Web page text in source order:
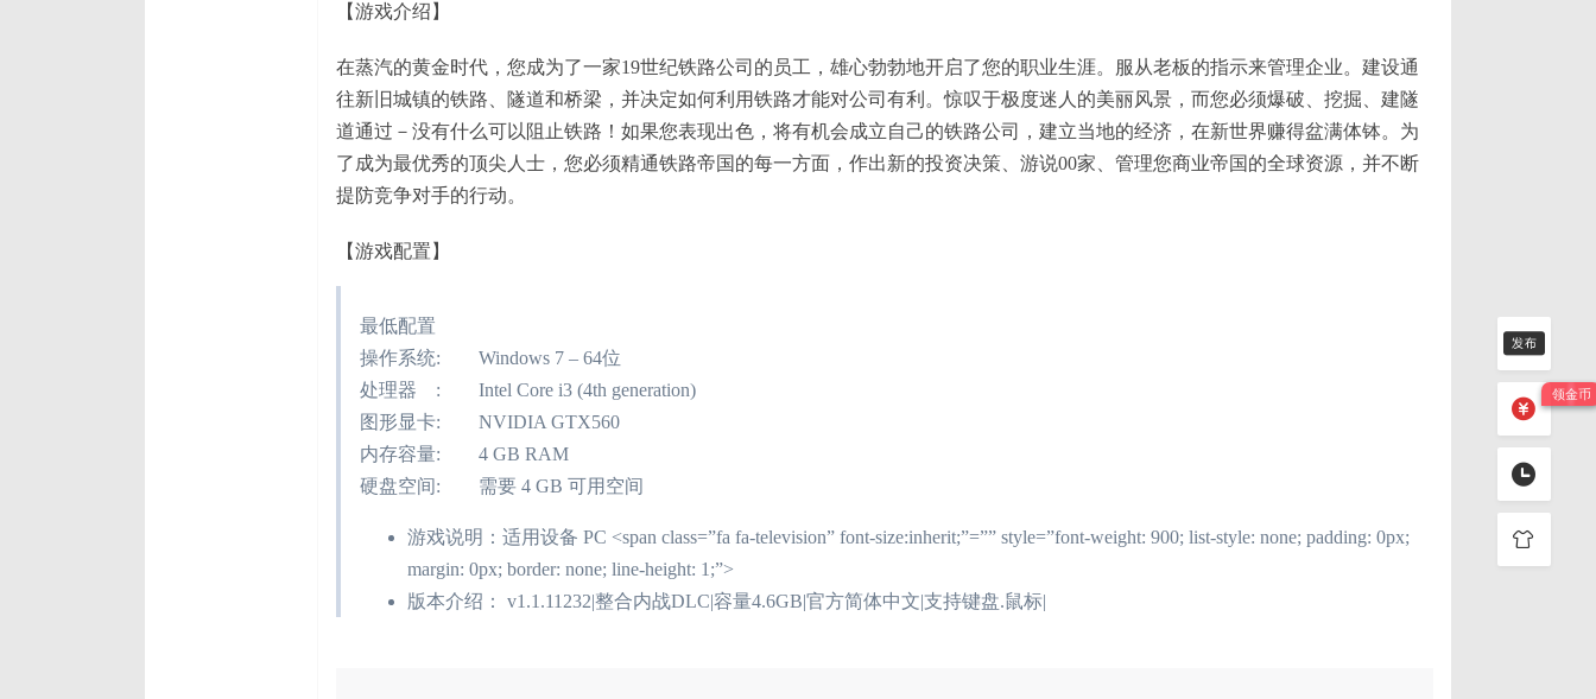
【游戏介绍】
在蒸汽的黄金时代，您成为了一家19世纪铁路公司的员工，雄心勃勃地开启了您的职业生涯。服从老板的指示来管理企业。建设通
往新旧城镇的铁路、隧道和桥梁，并决定如何利用铁路才能对公司有利。惊叹于极度迷人的美丽风景，而您必须爆破、挖掘、建隧
道通过－没有什么可以阻止铁路！如果您表现出色，将有机会成立自己的铁路公司，建立当地的经济，在新世界赚得盆满体钵。为
了成为最优秀的顶尖人士，您必须精通铁路帝国的每一方面，作出新的投资决策、游说00家、管理您商业帝国的全球资源，并不断
提防竞争对手的行动。
【游戏配置】
最低配置
操作系统: Windows 7 – 64位
处理器 : Intel Core i3 (4th generation)
图形显卡: NVIDIA GTX560
内存容量: 4 GB RAM
硬盘空间: 需要 4 GB 可用空间
游戏说明：适用设备 PC <span class=”fa fa-television” font-size:inherit;”=”” style=”font-weight: 900; list-style: none; padding: 0px;
margin: 0px; border: none; line-height: 1;”>
版本介绍： v1.1.11232|整合内战DLC|容量4.6GB|官方简体中文|支持键盘.鼠标|